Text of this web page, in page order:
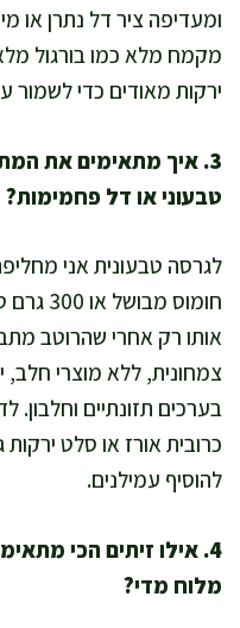
ומעדיפה ציר דל נתרן או
מקמח מלא כמו בורגול
ירקות מאודים כדי לשמור
3. איך מתאימים את
טבעוני או דל פחמימות?
חומוס
צמחונית, ללא מוצרי חלב,
בערכים תזונתיים
כרובית אורז או סלט
להוסיף עמילנים.
4. אילו זיתים הכי
מלוח מדי?